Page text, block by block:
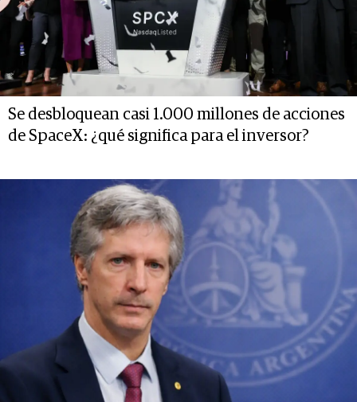
Se desbloquean casi 1.000 millones de acciones
de SpaceX: ¿qué significa para el inversor?